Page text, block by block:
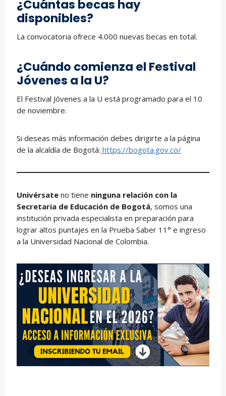
¿Cuántas becas hay
disponibles?
La convocatoria ofrece 4.000 nuevas becas en total.
¿Cuándo comienza el Festival
Jóvenes a la U?
El Festival Jóvenes a la U está programado para el 10
de noviembre.
Si deseas más información debes dirigirte a la página
de la alcaldía de Bogotá: https://bogota.gov.co/
Univérsate no tiene ninguna relación con la
Secretaria de Educación de Bogotá, somos una
institución privada especialista en preparación para
lograr altos puntajes en la Prueba Saber 11° e ingreso
a la Universidad Nacional de Colombia.